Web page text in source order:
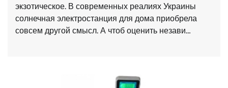
экзотическое. В современных реалиях Украины
солнечная электростанция для дома приобрела
совсем другой смысл. А чтоб оценить незави…